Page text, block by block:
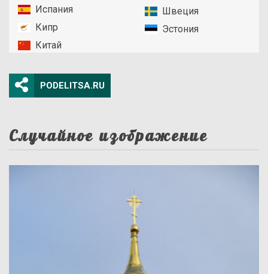
Испания
Кипр
Китай
Швеция
Эстония
PODELITSA.RU
Случайное изображение